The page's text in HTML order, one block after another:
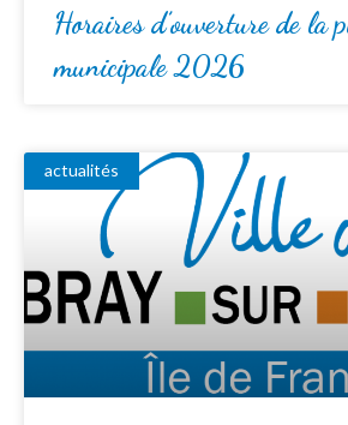
Horaires d’ouverture de la
municipale 2026
actualités